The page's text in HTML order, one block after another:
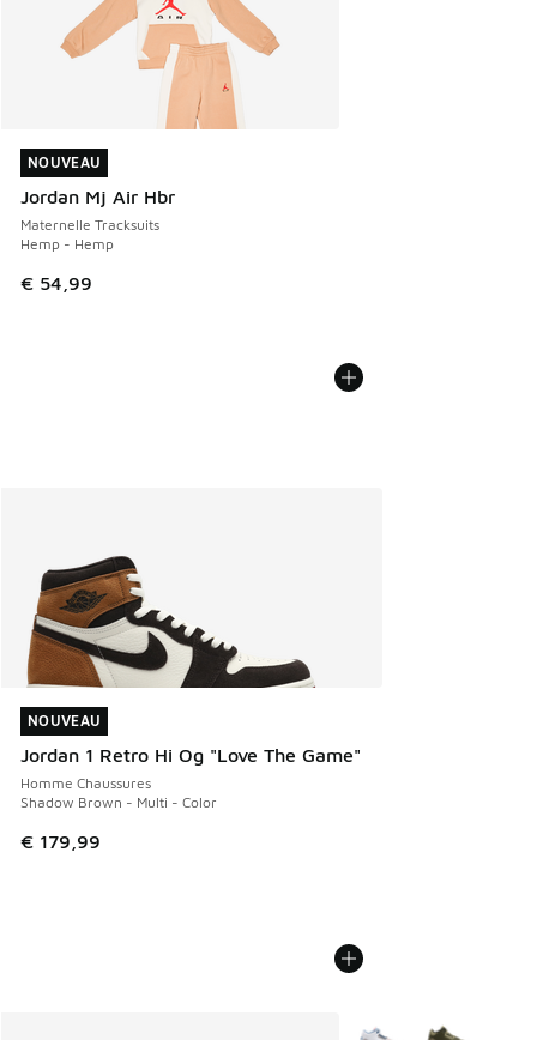
NOUVEAU
Jordan Mj Air Hbr
Maternelle Tracksuits
Hemp - Hemp
€ 54,99
NOUVEAU
NOUVEAU
Jordan 1 Retro Hi Og "Love The Game"
Homme Chaussures
Shadow Brown - Multi - Color
€ 179,99
NOUVEAU
Plus de couleurs